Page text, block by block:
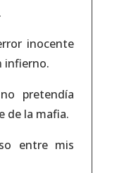
inocente
infierno.
pretendía
de la mafia.
entre mis